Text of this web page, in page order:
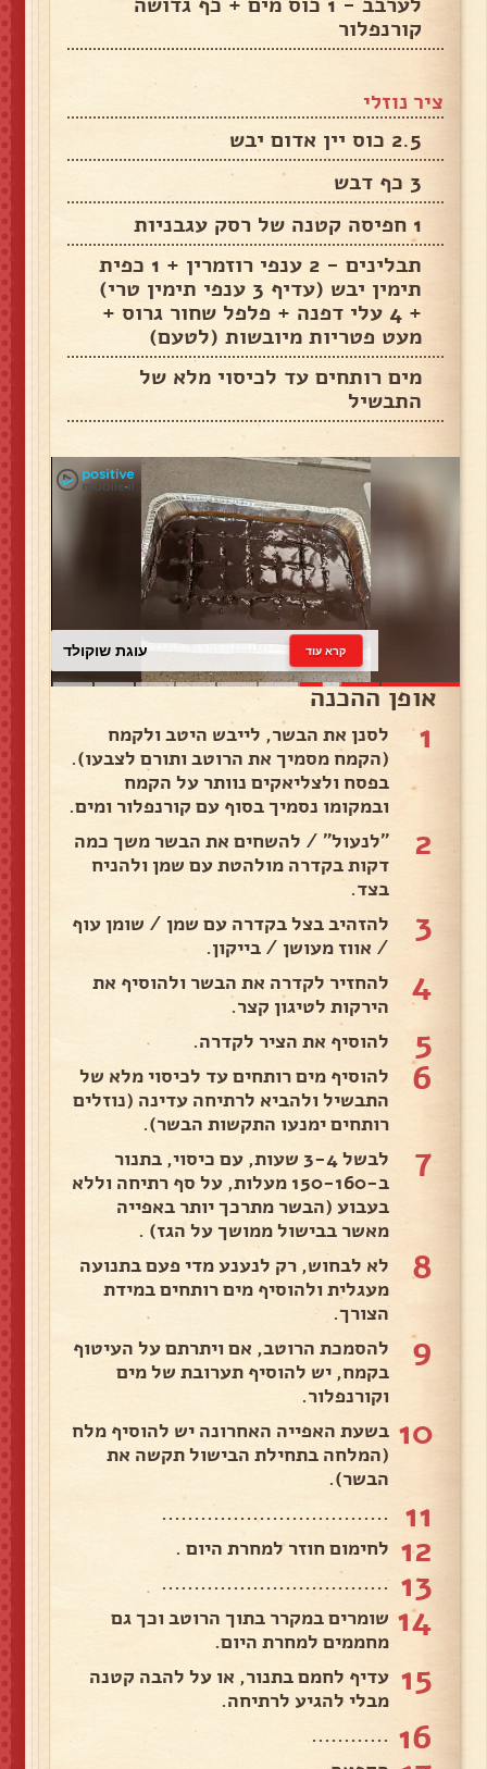
קורנפלור
ציר נוזלי
2.5 כוס יין אדום יבש
3 כף דבש
1 חפיסה קטנה של רסק עגבניות
תבלינים - 2 ענפי רוזמרין + 1 כפית
תימין יבש (עדיף 3 ענפי תימין טרי)
+ 4 עלי דפנה + פלפל שחור גרוס +
מעט פטריות מיובשות (לטעם)
מים רותחים עד לכיסוי מלא של
התבשיל
סלט תירס קרא עוד
אופן ההכנה
1
לסנן את הבשר, לייבש היטב ולקמח
(הקמח מסמיך את הרוטב ותורם לצבעו).
בפסח ולצליאקים נוותר על הקמח
ובמקומו נסמיך בסוף עם קורנפלור ומים.
2
"לנעול" / להשחים את הבשר משך כמה
דקות בקדרה מולהטת עם שמן ולהניח
בצד.
3
להזהיב בצל בקדרה עם שמן / שומן עוף
/ אווז מעושן / בייקון.
4
להחזיר לקדרה את הבשר ולהוסיף את
הירקות לטיגון קצר.
5 להוסיף את הציר לקדרה.
6
להוסיף מים רותחים עד לכיסוי מלא של
התבשיל ולהביא לרתיחה עדינה (נוזלים
רותחים ימנעו התקשות הבשר).
7
לבשל 3-4 שעות, עם כיסוי, בתנור
ב-150-160 מעלות, על סף רתיחה וללא
בעבוע (הבשר מתרכך יותר באפייה
מאשר בבישול ממושך על הגז) .
8
לא לבחוש, רק לנענע מדי פעם בתנועה
מעגלית ולהוסיף מים רותחים במידת
הצורך.
9
להסמכת הרוטב, אם ויתרתם על העיטוף
בקמח, יש להוסיף תערובת של מים
וקורנפלור.
10 בשעת האפייה האחרונה יש להוסיף מלח
(המלחה בתחילת הבישול תקשה את
הבשר).
11
...................................
12 לחימום חוזר למחרת היום .
13
...................................
14 שומרים במקרר בתוך הרוטב וכך גם
מחממים למחרת היום.
15 עדיף לחמם בתנור, או על להבה קטנה
מבלי להגיע לרתיחה.
16
............